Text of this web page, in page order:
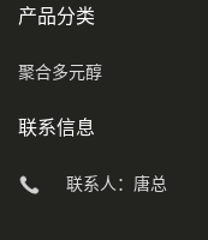
产品分类
聚合多元醇
联系信息
联系人：唐总